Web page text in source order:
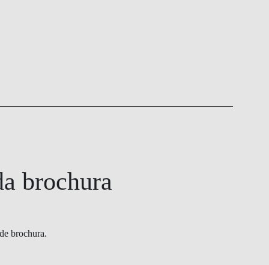
brochura
brochura.